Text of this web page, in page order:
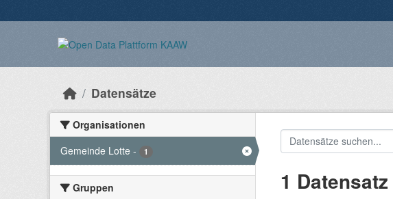
Datensätze
Organisationen
Gemeinde Lotte - 1
Gruppen 1